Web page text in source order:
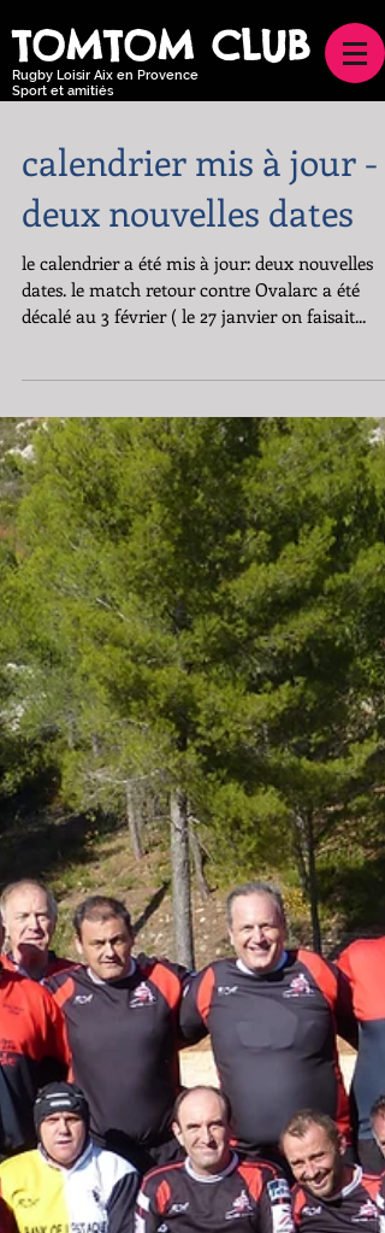
TOMTOM CLUB
Rugby Loisir Aix en Provence
Sport et amitiés
calendrier mis à jour -
deux nouvelles dates
le calendrier a été mis à jour: deux nouvelles
dates. le match retour contre Ovalarc a été
décalé au 3 février ( le 27 janvier on faisait...